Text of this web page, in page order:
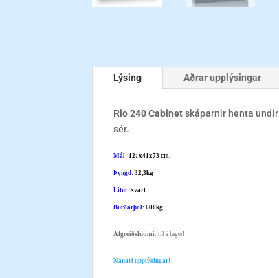
Lýsing Aðrar upplýsingar
Rio 240 Cabinetskáparnir henta undir
sér.
Mál:121x41x73 cm.
Þyngd:32,3kg
Litur:svart
Burðarþol:600kg
Afgreiðslutími: til á lager!
Nánari upplýsingar!